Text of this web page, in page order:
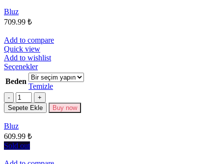
Bluz
709.99 ₺
Add to compare
Quick view
Add to wishlist
SeçeneklerBu
ürünün
birden
fazla
varyasyonu
var.
Beden
Temizle
Miktar
Sepete Ekle Buy now
Bluz
609.99 ₺
Sold out